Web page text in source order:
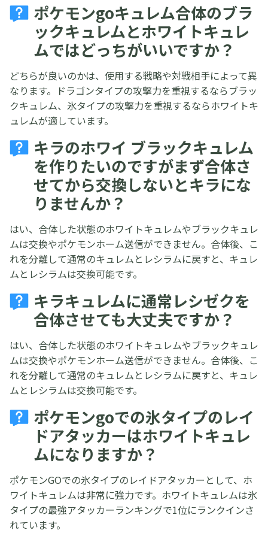
ポケモンgoキュレム合体のブラ
ックキュレムとホワイトキュレ
ムではどっちがいいですか？
どちらが良いのかは、使用する戦略や対戦相手によって異
なります。ドラゴンタイプの攻撃力を重視するならブラッ
クキュレム、氷タイプの攻撃力を重視するならホワイトキ
ュレムが適しています。
キラのホワイ ブラックキュレム
を作りたいのですがまず合体さ
せてから交換しないとキラにな
りませんか？
はい、合体した状態のホワイトキュレムやブラックキュレ
ムは交換やポケモンホーム送信ができません。合体後、こ
れを分離して通常のキュレムとレシラムに戻すと、キュレ
ムとレシラムは交換可能です。
キラキュレムに通常レシゼクを
合体させても大丈夫ですか？
はい、合体した状態のホワイトキュレムやブラックキュレ
ムは交換やポケモンホーム送信ができません。合体後、こ
れを分離して通常のキュレムとレシラムに戻すと、キュレ
ムとレシラムは交換可能です。
ポケモンgoでの氷タイプのレイ
ドアタッカーはホワイトキュレ
ムになりますか？
ポケモンGOでの氷タイプのレイドアタッカーとして、ホ
ワイトキュレムは非常に強力です。ホワイトキュレムは氷
タイプの最強アタッカーランキングで1位にランクインさ
れています。